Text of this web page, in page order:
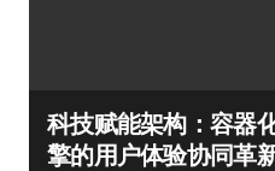
科技赋能架构：容器
擎的用户体验协同革